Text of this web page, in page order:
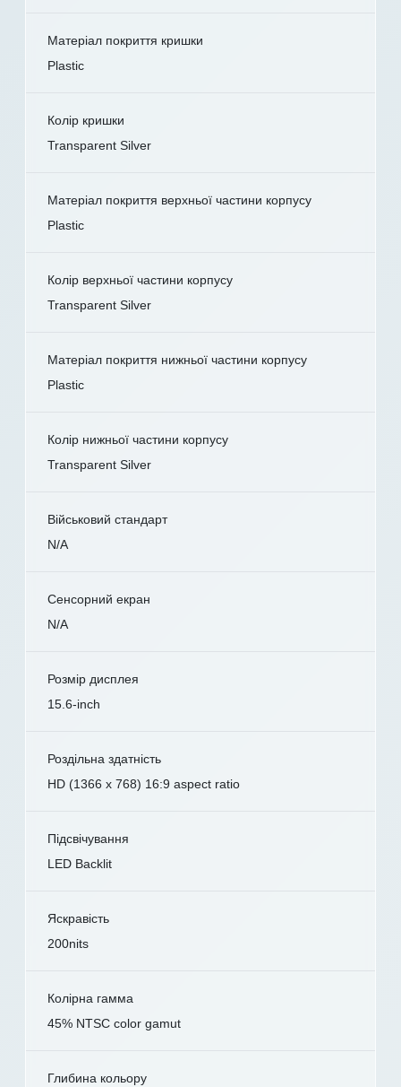
Матеріал покриття кришки
Plastic
Колір кришки
Transparent Silver
Матеріал покриття верхньої частини корпусу
Plastic
Колір верхньої частини корпусу
Transparent Silver
Матеріал покриття нижньої частини корпусу
Plastic
Колір нижньої частини корпусу
Transparent Silver
Військовий стандарт
N/A
Сенсорний екран
N/A
Розмір дисплея
15.6-inch
Роздільна здатність
HD (1366 x 768) 16:9 aspect ratio
Підсвічування
LED Backlit
Яскравість
200nits
Колірна гамма
45% NTSC color gamut
Глибина кольору